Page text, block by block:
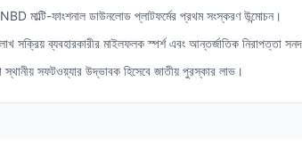
মাল্টি-ফাংশনাল ডাউনলোড প্লাটফর্মের প্রথম সংস্করণ উন্মোচন।
সক্রিয় ব্যবহারকারীর মাইলফলক স্পর্শ এবং আন্তর্জাতিক নিরাপত্তা
স্থানীয় সফটওয়্যার উদ্ভাবক হিসেবে জাতীয় পুরস্কার লাভ।